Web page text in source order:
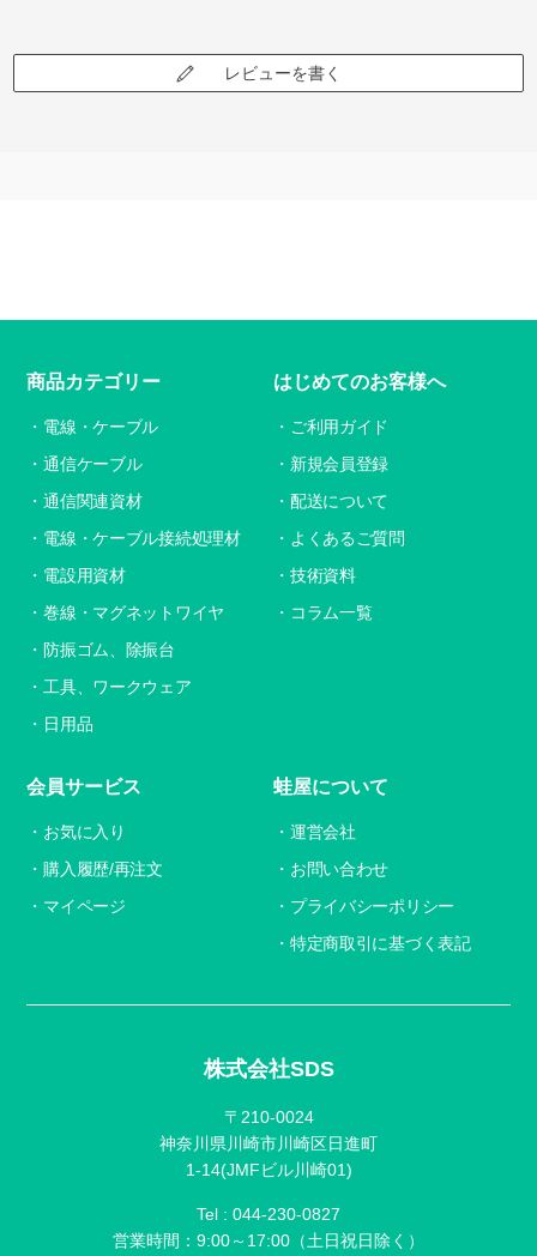
レビューを書く
株式会社SDS
〒210-0024
神奈川県川崎市川崎区日進町
1-14(JMFビル川崎01)
Tel : 044-230-0827
営業時間：9:00～17:00（土日祝日除く）
商品カテゴリー
電線・ケーブル
通信ケーブル
通信関連資材
電線・ケーブル接続処理材
電設用資材
巻線・マグネットワイヤ
防振ゴム、除振台
工具、ワークウェア
日用品
はじめてのお客様へ
ご利用ガイド
新規会員登録
配送について
よくあるご質問
技術資料
コラム一覧
会員サービス
お気に入り
購入履歴/再注文
マイページ
蛙屋について
運営会社
お問い合わせ
プライバシーポリシー
特定商取引に基づく表記